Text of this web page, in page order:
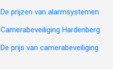
De prijzen van alarmsystemen
Camerabeveiliging Hardenberg
De prijs van camerabeveiliging